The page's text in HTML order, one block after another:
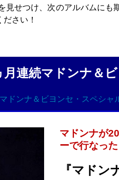
見せつけ、次のアルバムに
さい！
月連続マドンナ＆
ドンナ＆ビヨンセ・スペシャ
マドンナが
ーで行なっ
『マドン